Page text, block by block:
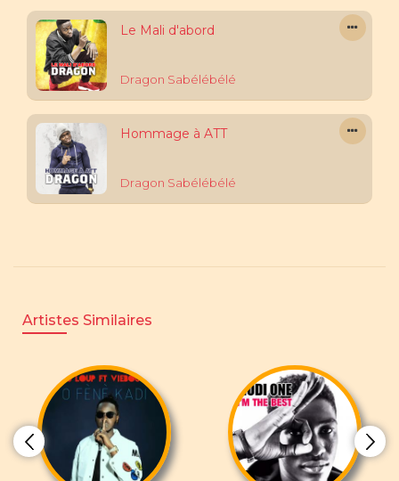
Le Mali d'abord
Dragon Sabélébélé
Hommage à ATT
Dragon Sabélébélé
Artistes Similaires